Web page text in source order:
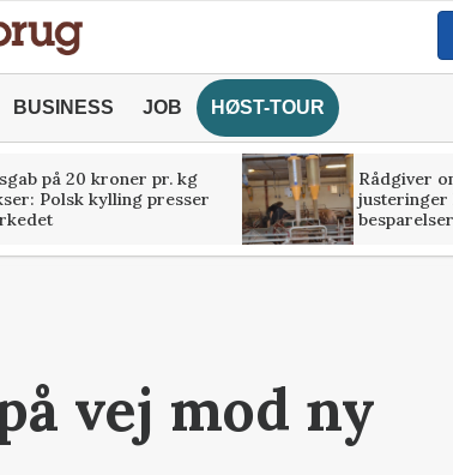
BUSINESS JOB HØST-TOUR
på 20 kroner pr. kg
Polsk kylling presser
Rådgiver
justeringer
besparelser
vej mod ny